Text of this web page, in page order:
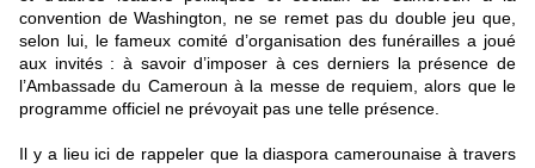
convention de Washington, ne se remet pas du double jeu que,
selon lui, le fameux comité d’organisation des funérailles a joué
aux invités : à savoir d’imposer à ces derniers la présence de
l’Ambassade du Cameroun à la messe de requiem, alors que le
programme officiel ne prévoyait pas une telle présence.
Il y a lieu ici de rappeler que la diaspora camerounaise à travers